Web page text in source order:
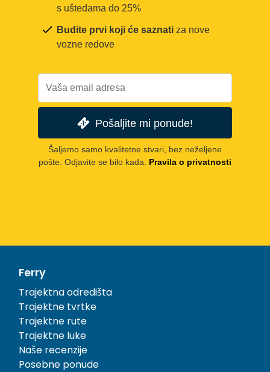
s uštedama do 25%
Budite prvi koji će saznati za nove
vozne redove
Pošaljite mi ponude!
Šaljemo samo kvalitetne stvari, bez neželjene
pošte. Odjavite se bilo kada.
Pravila o privatnosti
Ferry
Trajektna odredišta
Trajektne tvrtke
Trajektne rute
Trajektne luke
Naše recenzije
Posebne ponude